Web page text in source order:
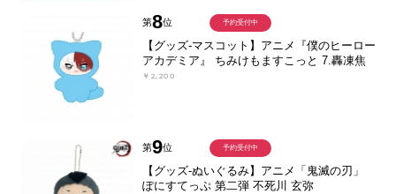
第8位
【グッズ-マスコット】アニメ『僕のヒーロー
アカデミア』 ちみけもますこっと 7.轟凍焦
￥2,200
予約受付中
第9位
【グッズ-ぬいぐるみ】アニメ「鬼滅の刃」
ぽにすてっぷ 第二弾 不死川 玄弥
予約受付中